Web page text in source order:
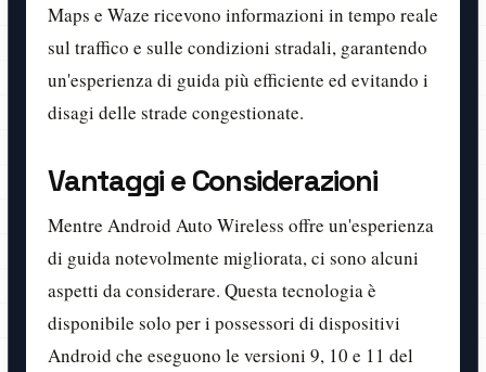
Maps e Waze ricevono informazioni in tempo reale
sul traffico e sulle condizioni stradali, garantendo
un'esperienza di guida più efficiente ed evitando i
disagi delle strade congestionate.
Vantaggi e Considerazioni
Mentre Android Auto Wireless offre un'esperienza
di guida notevolmente migliorata, ci sono alcuni
aspetti da considerare. Questa tecnologia è
disponibile solo per i possessori di dispositivi
Android che eseguono le versioni 9, 10 e 11 del